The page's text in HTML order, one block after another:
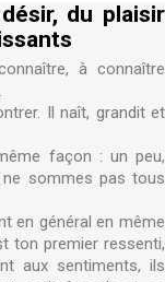
du plaisir
à connaître
Il naît, grandit et
façon : un peu,
sommes pas tous
en général en même
ton premier ressenti,
aux sentiments, ils